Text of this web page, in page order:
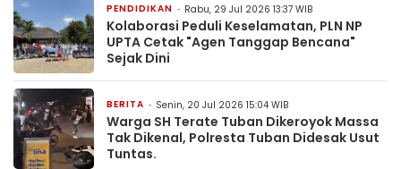
PENDIDIKAN Rabu, 29 Jul 2026 13:37 WIB
Kolaborasi Peduli Keselamatan, PLN NP
UPTA Cetak "Agen Tanggap Bencana"
Sejak Dini
BERITA Senin, 20 Jul 2026 15:04 WIB
Warga SH Terate Tuban Dikeroyok Massa
Tak Dikenal, Polresta Tuban Didesak Usut
Tuntas.